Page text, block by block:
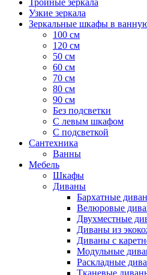
Тройные зеркала
Узкие зеркала
Зеркальные шкафы в
100 см
120 см
50 см
60 см
70 см
80 см
90 см
Без подсветки
С левым шкафом
С подсветкой
Сантехника
Ванны
Мебель
Шкафы
Диваны
Бархатные
Велюровые
Двухместные
Диваны из
Диваны с
Модульные
Раскладные
Тканевые